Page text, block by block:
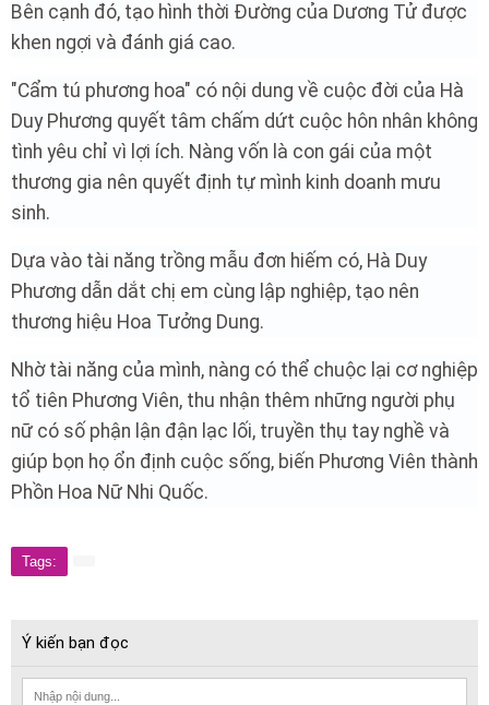
Bên cạnh đó, tạo hình thời Đường của Dương Tử được
khen ngợi và đánh giá cao.
"Cẩm tú phương hoa" có nội dung về cuộc đời của Hà
Duy Phương quyết tâm chấm dứt cuộc hôn nhân không
tình yêu chỉ vì lợi ích. Nàng vốn là con gái của một
thương gia nên quyết định tự mình kinh doanh mưu
sinh.
Dựa vào tài năng trồng mẫu đơn hiếm có, Hà Duy
Phương dẫn dắt chị em cùng lập nghiệp, tạo nên
thương hiệu Hoa Tưởng Dung.
Nhờ tài năng của mình, nàng có thể chuộc lại cơ nghiệp
tổ tiên Phương Viên, thu nhận thêm những người phụ
nữ có số phận lận đận lạc lối, truyền thụ tay nghề và
giúp bọn họ ổn định cuộc sống, biến Phương Viên thành
Phồn Hoa Nữ Nhi Quốc.
Tags:
Ý kiến bạn đọc